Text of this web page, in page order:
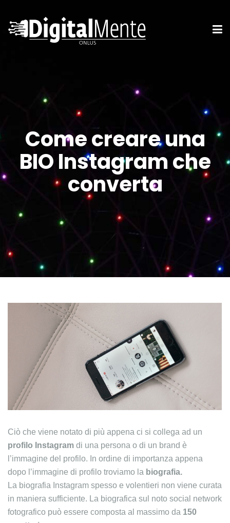
Come creare una
BIO Instagram che
converta
Ciò che viene notato di più appena ci si collega ad un
profilo Instagram di una persona o di un brand è
l’immagine del profilo. In ordine di importanza appena
dopo l’immagine di profilo troviamo la biografia.
La biografia Instagram spesso e volentieri non viene curata
in maniera sufficiente. La biografica sul noto social network
fotografico può essere composta al massimo da 150